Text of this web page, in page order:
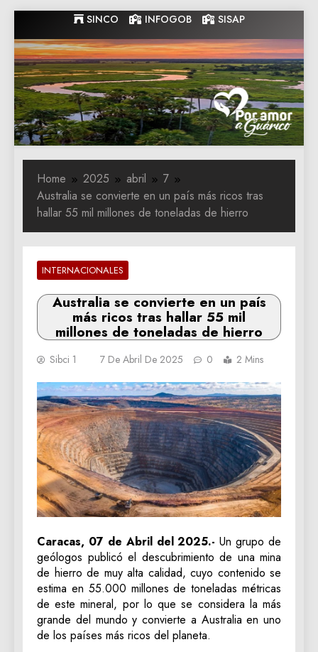
to
content
SINCO INFOGOB SISAP
Gobernacion
de Guarico
Gobernacion de Guarico
Home 2025 abril
7
Australia se convierte en un país más ricos tras
hallar 55 mil millones de toneladas de hierro
INTERNACIONALES
Australia se convierte en un país
más ricos tras hallar 55 mil
millones de toneladas de hierro
Sibci 1 7 De Abril De 2025 0 2 Mins
Caracas, 07 de Abril del 2025.- Un grupo de
geólogos publicó el descubrimiento de una mina
de hierro de muy alta calidad, cuyo contenido se
estima en 55.000 millones de toneladas métricas
de este mineral, por lo que se considera la más
grande del mundo y convierte a Australia en uno
de los países más ricos del planeta.